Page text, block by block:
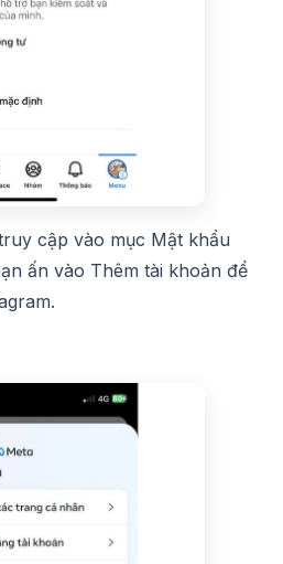
cập vào mục Mật khẩu
ấn vào Thêm tài khoản để